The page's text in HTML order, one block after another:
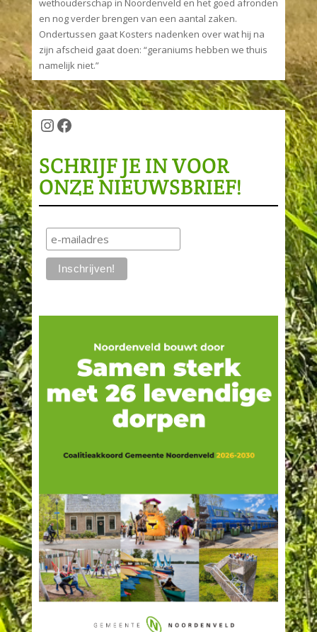
wethouderschap in Noordenveld en het goed afronden
en nog verder brengen van een aantal zaken.
Ondertussen gaat Kosters nadenken over wat hij na
zijn afscheid gaat doen: “geraniums hebben we thuis
namelijk niet.”
Instagram
Facebook
SCHRIJF JE IN VOOR
ONZE NIEUWSBRIEF!